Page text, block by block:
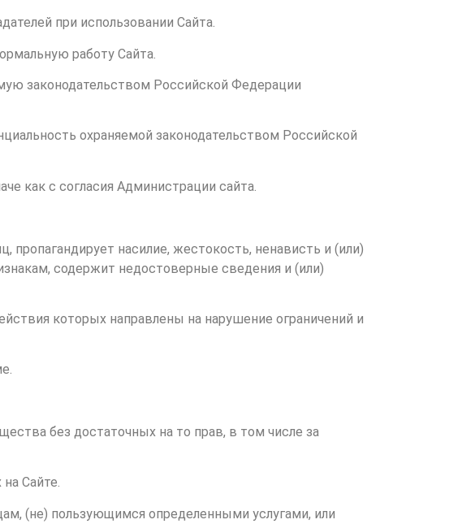
при использовании Сайта.
работу Сайта.
законодательством Российской Федерации
охраняемой законодательством Российской
как с согласия Администрации сайта.
насилие, жестокость, ненависть и (или)
содержит недостоверные сведения и (или)
которых направлены на нарушение ограничений и
без достаточных на то прав, в том числе за
Сайте.
(не) пользующимся определенными услугами, или